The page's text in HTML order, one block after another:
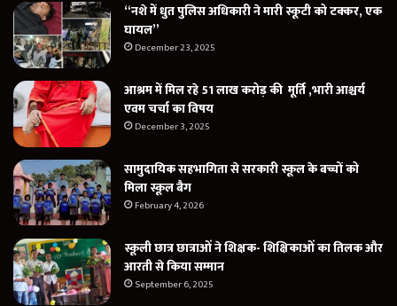
“नशे में धुत पुलिस अधिकारी ने मारी स्कूटी को टक्कर, एक
घायल”
December 23, 2025
आश्रम में मिल रहे 51 लाख करोड़ की मूर्ति ,भारी आश्चर्य
एवम चर्चा का विषय
December 3, 2025
सामुदायिक सहभागिता से सरकारी स्कूल के बच्चों को
मिला स्कूल बैग
February 4, 2026
स्कूली छात्र छात्राओं ने शिक्षक- शिक्षिकाओं का तिलक और
आरती से किया सम्मान
September 6, 2025